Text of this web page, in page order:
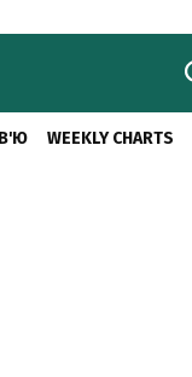
WEEKLY CHARTS